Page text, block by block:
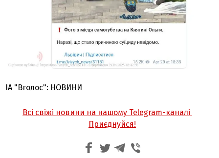
ІА "Вголос": НОВИНИ
Всі свіжі новини на нашому Telegram-каналі
Приєднуйся!